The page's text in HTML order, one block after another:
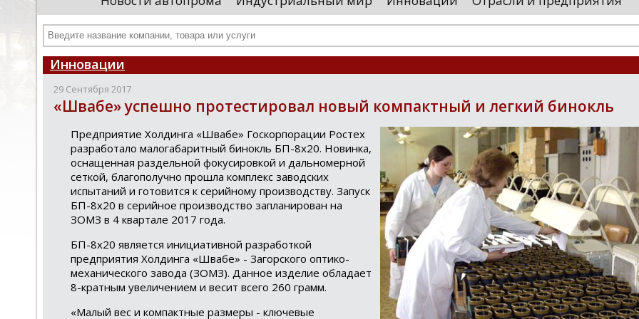
департамента продаж и контрактации
гражданского судостроения ...
иностранными удостоверяющими центрами.
Чтобы...
проводятся
чего
Инновации
29 Сентября 2017
«Швабе» успешно протестировал новый компактный и легкий бинокль
Предприятие Холдинга «Швабе» Госкорпорации Ростех
разработало малогабаритный бинокль БП-8х20. Новинка,
оснащенная раздельной фокусировкой и дальномерной
сеткой, благополучно прошла комплекс заводских
испытаний и готовится к серийному производству. Запуск
БП-8х20 в серийное производство запланирован на
ЗОМЗ в 4 квартале 2017 года.
БП-8х20 является инициативной разработкой
предприятия Холдинга «Швабе» - Загорского оптико-
механического завода (ЗОМЗ). Данное изделие обладает
8-кратным увеличением и весит всего 260 грамм.
«Малый вес и компактные размеры - ключевые